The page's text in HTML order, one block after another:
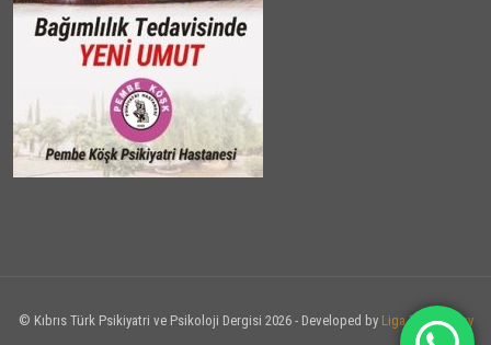
© Kıbrıs Türk Psikiyatri ve Psikoloji Dergisi 2026 - Developed by Liga Technology